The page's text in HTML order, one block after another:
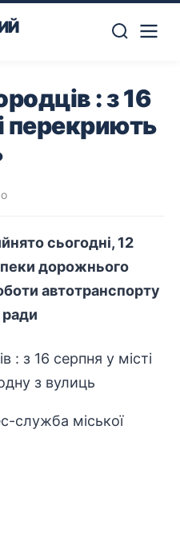
: з 16
перекриють
сьогодні, 12
дорожнього
автотранспорту
ради
служба міської